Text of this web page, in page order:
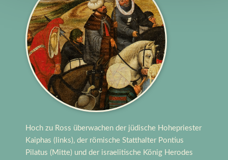
Hoch zu Ross überwachen der jüdische Hohepriester
Kaiphas (links), der römische Statthalter Pontius
Pilatus (Mitte) und der israelitische König Herodes